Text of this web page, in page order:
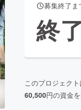
Creation
ュニティ
募集終了ま
終了
このプロジェクト
60,500円の資金を